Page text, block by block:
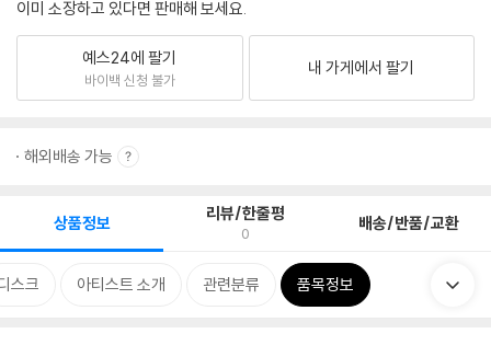
이미 소장하고 있다면 판매해 보세요.
예스24에 팔기
바이백 신청 불가
내 가게에서 팔기
해외배송 가능
상품정보 리뷰/한줄평
0 배송/반품/교환
스크 아티스트 소개 관련분류 품목정보